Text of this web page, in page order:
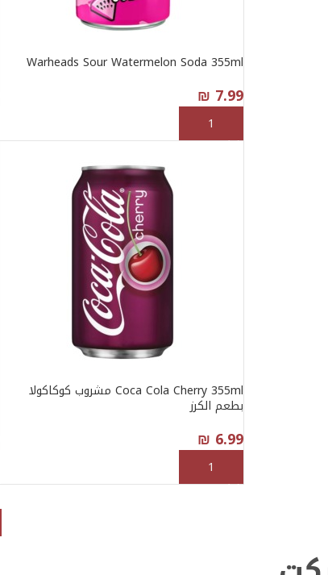
Warheads Sour Watermelon Soda 355ml
₪ 7.99
إضافة إلى السلة
Coca Cola Cherry 355ml مشروب كوكاكولا
بطعم الكرز
₪ 6.99
إضافة إلى السلة